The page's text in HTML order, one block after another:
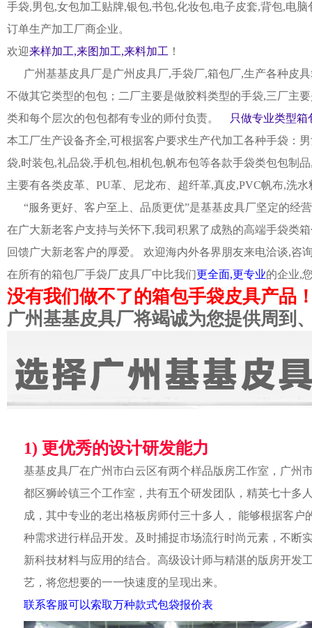
手袋,男包,女包加工贴牌,银包,书包,化妆包,电子皮套,背包,电
订单生产加工厂商企业。
欢迎来样加工,来图加工,来料加工 ！
广州基基皮具厂是广州皮具厂,手袋厂,箱包厂,生产各种皮
不做其它类型的包包；二厂主要是做胶料类型的手袋,三厂主
类和每个层次的包包都有专业的师付负责。
只做专业类型箱
本工厂生产设备齐全,可根据客户要求生产代加工各种手袋：
袋,时装包,礼品袋,手机包,相机包,帆布包等各款手袋类包包制
主要有各类皮革、PU革、尼龙布、超纤革,真皮,PVC帆布,洗
“服务更好、客户至上、品质更优”是基基皮具厂坚定的经
在广大新老客户支持与关怀下,我司积累了成熟的高端手袋类
回馈广大新老客户的厚爱。 欢迎海内外各界朋友来电洽谈,咨
在所有的箱包厂手袋厂皮具厂中比我们更全面,更专业的企业,
没有我们做不了的箱包手袋皮具产品
广州基基皮具厂将竭诚为您提供周到
1) 更优秀的设计研发能力
基基皮具厂在广州市白云区有两个样品版房工作室，广州
都区狮岭镇三个工作室，共有五个研发团队，精英七十多
成，其中专业的老出格板房师付三十多人， 能够根据客户
种需求进行样品开发。及时捕捉市场流行时尚元素，不断
新科技材料与应用的结合。高级设计师与精湛的版房开发
艺，将您想要的一一快速度的呈现出来。
联系客服可以索取万种款式包袋报价表